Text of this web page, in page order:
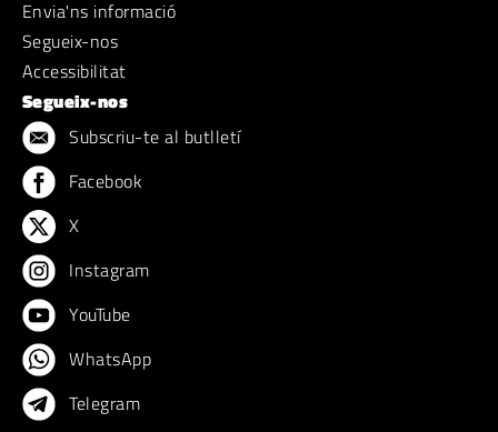
Envia'ns informació
Segueix-nos
Accessibilitat
Segueix-nos
Subscriu-te al butlletí
Facebook
X
Instagram
YouTube
WhatsApp
Telegram